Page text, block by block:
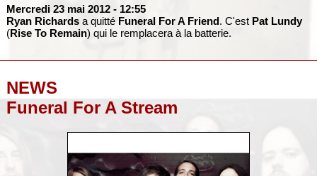
Mercredi 23 mai 2012 - 12:55
Ryan Richardsa quitté Funeral For A Friend. C'est Pat Lundy
(Rise To Remain) qui le remplacera à la batterie.
NEWS
Funeral For A Stream